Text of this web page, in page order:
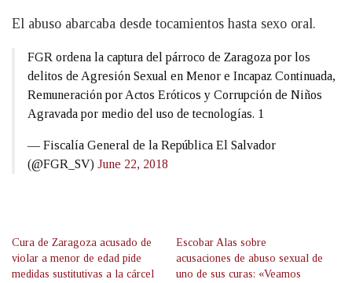
El abuso abarcaba desde tocamientos hasta sexo oral.
FGR ordena la captura del párroco de Zaragoza por los
delitos de Agresión Sexual en Menor e Incapaz Continuada,
Remuneración por Actos Eróticos y Corrupción de Niños
Agravada por medio del uso de tecnologías. 1
— Fiscalía General de la República El Salvador
(@FGR_SV) June 22, 2018
Cura de Zaragoza acusado de
violar a menor de edad pide
medidas sustitutivas a la cárcel
Escobar Alas sobre
acusaciones de abuso sexual de
uno de sus curas: «Veamos